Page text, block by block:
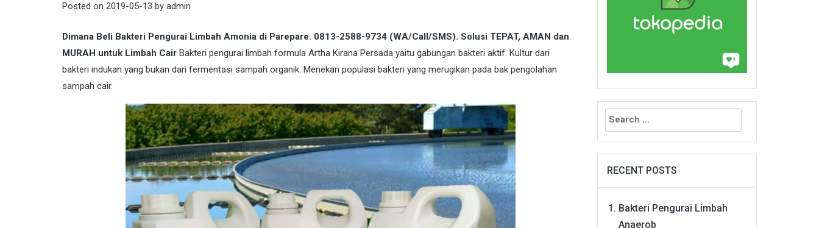
Posted on 2019-05-13 by admin
Dimana Beli Bakteri Pengurai Limbah Amonia di Parepare. 0813-2588-9734 (WA/Call/SMS). Solusi TEPAT, AMAN dan
MURAH untuk Limbah Cair Bakteri pengurai limbah formula Artha Kirana Persada yaitu gabungan bakteri aktif. Kultur dari
bakteri indukan yang bukan dari fermentasi sampah organik. Menekan populasi bakteri yang merugikan pada bak pengolahan
sampah cair.
Search
for:
RECENT POSTS
Bakteri Pengurai Limbah
Anaerob